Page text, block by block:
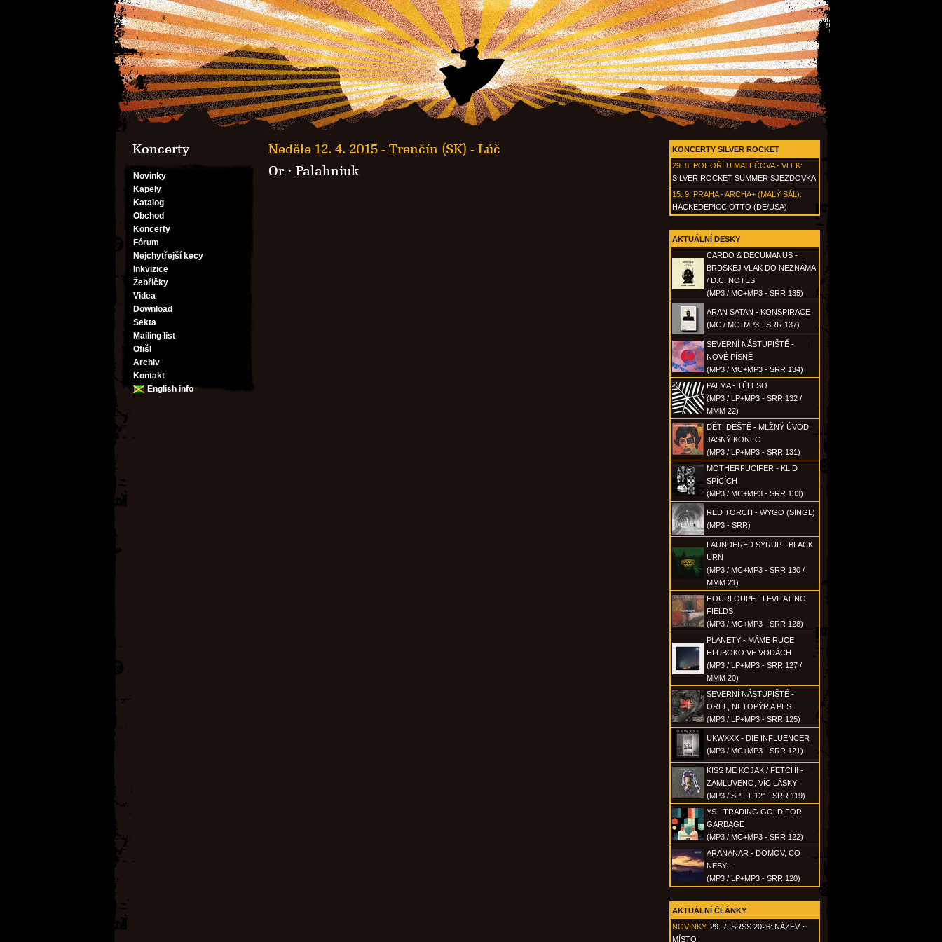
Koncerty
Novinky
Kapely
Katalog
Obchod
Koncerty
Fórum
Nejchytřejší kecy
Inkvizice
Žebříčky
Videa
Download
Sekta
Mailing list
Ofišl
Archiv
Kontakt
English info
KONCERTY SILVER ROCKET
29. 8. POHOŘÍ U MALEČOVA - VLEK:
SILVER ROCKET SUMMER SJEZDOVKA
15. 9. PRAHA - ARCHA+ (MALÝ SÁL):
HACKEDEPICCIOTTO (DE/USA)
AKTUÁLNÍ DESKY
CARDO & DECUMANUS -
BRDSKEJ VLAK DO NEZNÁMA
/ D.C. NOTES
(MP3 / MC+MP3 - SRR 135)
ARAN SATAN - KONSPIRACE
(MC / MC+MP3 - SRR 137)
SEVERNÍ NÁSTUPIŠTĚ -
NOVÉ PÍSNĚ
(MP3 / MC+MP3 - SRR 134)
PALMA - TĚLESO
(MP3 / LP+MP3 - SRR 132 /
MMM 22)
DĚTI DEŠTĚ - MLŽNÝ ÚVOD
JASNÝ KONEC
(MP3 / LP+MP3 - SRR 131)
MOTHERFUCIFER - KLID
SPÍCÍCH
(MP3 / MC+MP3 - SRR 133)
RED TORCH - WYGO (SINGL)
(MP3 - SRR)
LAUNDERED SYRUP - BLACK
URN
(MP3 / MC+MP3 - SRR 130 /
MMM 21)
HOURLOUPE - LEVITATING
FIELDS
(MP3 / MC+MP3 - SRR 128)
PLANETY - MÁME RUCE
HLUBOKO VE VODÁCH
(MP3 / LP+MP3 - SRR 127 /
MMM 20)
SEVERNÍ NÁSTUPIŠTĚ -
OREL, NETOPÝR A PES
(MP3 / LP+MP3 - SRR 125)
UKWXXX - DIE INFLUENCER
(MP3 / MC+MP3 - SRR 121)
KISS ME KOJAK / FETCH! -
ZAMLUVENO, VÍC LÁSKY
(MP3 / SPLIT 12" - SRR 119)
YS - TRADING GOLD FOR
GARBAGE
(MP3 / MC+MP3 - SRR 122)
ARANANAR - DOMOV, CO
NEBYL
(MP3 / LP+MP3 - SRR 120)
AKTUÁLNÍ ČLÁNKY
NOVINKY: 29. 7. SRSS 2026: NÁZEV ~
MÍSTO
Neděle 12. 4. 2015 - Trenčín (SK) - Lúč
Or· Palahniuk